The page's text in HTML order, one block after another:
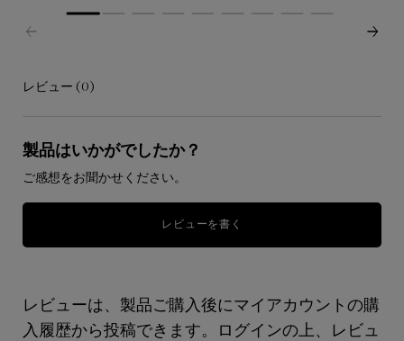
レビューレビュー (0)
製品はいかがでしたか？
ご感想をお聞かせください。
レビューを書く
レビューは、製品ご購入後にマイアカウントの購
入履歴から投稿できます。ログインの上、レビュ